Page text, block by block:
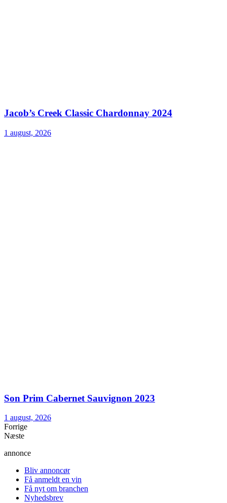
Jacob’s Creek Classic Chardonnay 2024
1 august, 2026
Son Prim Cabernet Sauvignon 2023
1 august, 2026
Forrige
Næste
annonce
Bliv annoncør
Få anmeldt en vin
Få nyt om branchen
Nyhedsbrev